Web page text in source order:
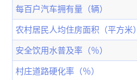
每百户汽车拥有量（辆）
农村居民人均住房面积（平方米）
安全饮用水普及率（％）
村庄道路硬化率（％）